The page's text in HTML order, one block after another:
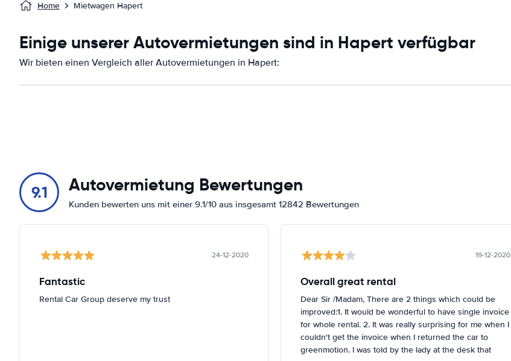
Home Mietwagen Hapert
Einige unserer Autovermietungen sind in Hapert verfügbar
Wir bieten einen Vergleich aller Autovermietungen in Hapert:
9.1 Autovermietung Bewertungen
Kunden bewerten uns mit einer 9.1/10 aus insgesamt 12842 Bewertungen
24-12-2020
Fantastic
Rental Car Group deserve my trust
19-12-2020
Overall great rental
Dear Sir /Madam, There are 2 things which could be
improved:1. It would be wonderful to have single invoice
for whole rental. 2. It was really surprising for me when I
couldn't get the invoice when I returned the car to
greenmotion. I was told by the lady at the desk that